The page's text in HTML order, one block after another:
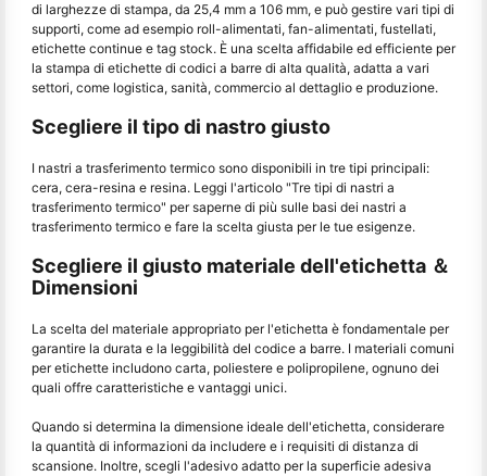
di larghezze di stampa, da 25,4 mm a 106 mm, e può gestire vari tipi di
supporti, come ad esempio roll-alimentati, fan-alimentati, fustellati,
etichette continue e tag stock. È una scelta affidabile ed efficiente per
la stampa di etichette di codici a barre di alta qualità, adatta a vari
settori, come logistica, sanità, commercio al dettaglio e produzione.
Scegliere il tipo di nastro giusto
I nastri a trasferimento termico sono disponibili in tre tipi principali:
cera, cera-resina e resina. Leggi l'articolo "Tre tipi di nastri a
trasferimento termico" per saperne di più sulle basi dei nastri a
trasferimento termico e fare la scelta giusta per le tue esigenze.
Scegliere il giusto materiale dell'etichetta ＆
Dimensioni
La scelta del materiale appropriato per l'etichetta è fondamentale per
garantire la durata e la leggibilità del codice a barre. I materiali comuni
per etichette includono carta, poliestere e polipropilene, ognuno dei
quali offre caratteristiche e vantaggi unici.
Quando si determina la dimensione ideale dell'etichetta, considerare
la quantità di informazioni da includere e i requisiti di distanza di
scansione. Inoltre, scegli l'adesivo adatto per la superficie adesiva